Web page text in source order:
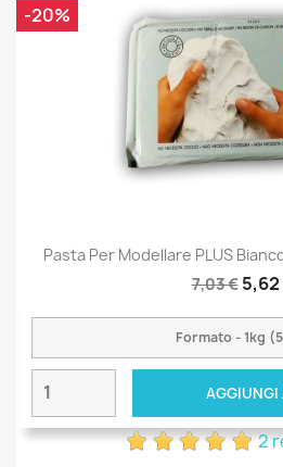
Pasta Per Modellare PLUS
7,03 €
AGGIUNGI
2
-20%